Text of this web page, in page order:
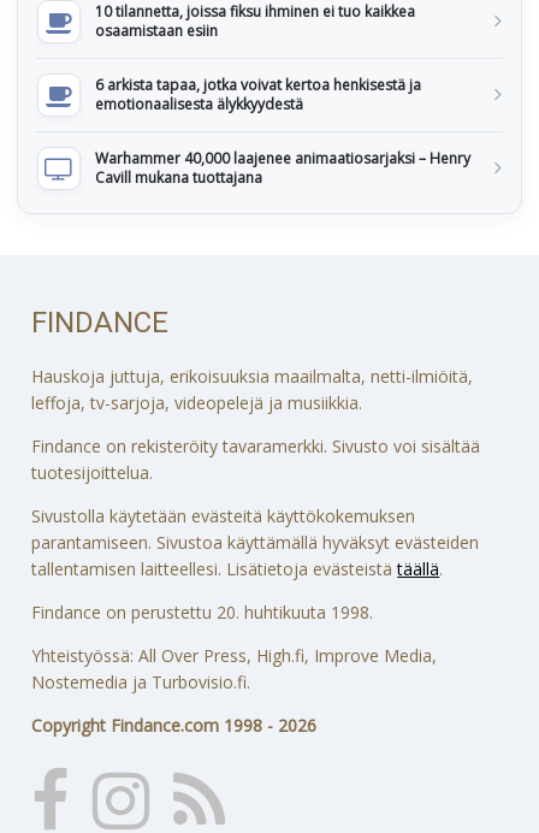
10 tilannetta, joissa fiksu ihminen ei tuo kaikkea
osaamistaan esiin
6 arkista tapaa, jotka voivat kertoa henkisestä ja
emotionaalisesta älykkyydestä
Warhammer 40,000 laajenee animaatiosarjaksi – Henry
Cavill mukana tuottajana
FINDANCE
Hauskoja juttuja, erikoisuuksia maailmalta, netti-ilmiöitä,
leffoja, tv-sarjoja, videopelejä ja musiikkia.
Findance on rekisteröity tavaramerkki. Sivusto voi sisältää
tuotesijoittelua.
Sivustolla käytetään evästeitä käyttökokemuksen
parantamiseen. Sivustoa käyttämällä hyväksyt evästeiden
tallentamisen laitteellesi. Lisätietoja evästeistätäällä.
Findance on perustettu 20. huhtikuuta 1998.
Yhteistyössä: All Over Press, High.fi, Improve Media,
Nostemedia ja Turbovisio.fi.
Copyright Findance.com 1998 - 2026